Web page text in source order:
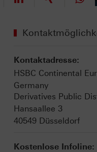
Kontaktadresse:
HSBC Continental
Germany
Derivatives Public
Hansaallee 3
40549 Düsseldorf
Kostenlose Infoline: